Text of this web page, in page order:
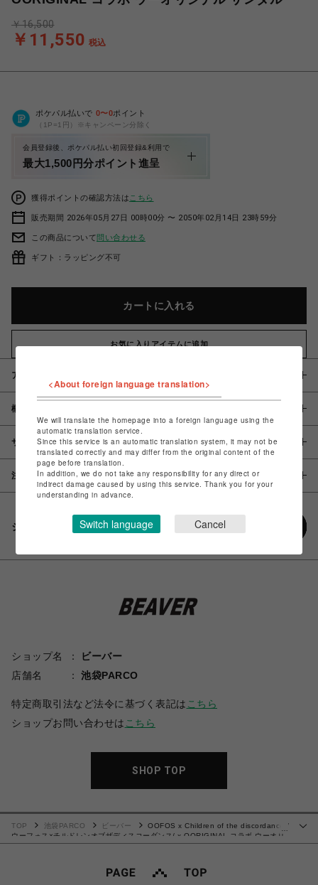
￥11,550 税込
￥16,500
ポケパル払いで 0〜0ポイント
（1P=1円）※キャンペーン分除く
会員登録後、ポケパル払い初回登録&利用で
最大1,500円分ポイント進呈
獲得ポイントの確認方法は こちら
販売期間 2026年05月27日 00時00分 〜 2050年02月14日 23時59分
この商品について問い合わせる
ギフト：ラッピング不可
カートに入れる
お気に入りアイテムに追加
アイテム説明 / 素材
概要
サイズ
注意事項
シェアする
ショップ名
ビーバー
店舗名
池袋PARCO
特定商取引法など法令に基づく表記は こちら
ショップお問い合わせは こちら
SHOP TOP
TOP 池袋PARCO ビーバー
OOFOS x Children of the discordance /
ウーフォス×チルドレンオブザディスコーダンス/ x OORIGINAL コラボ ウーオリ
ジナル サンダル
<About foreign language translation>
We will translate the homepage into a foreign language using the
automatic translation service.
Since this service is an automatic translation system, it may not be
translated correctly and may differ from the original content of the
page before translation.
In addition, we do not take any responsibility for any direct or
indirect damage caused by using this service. Thank you for your
understanding in advance.
Switch language Cancel